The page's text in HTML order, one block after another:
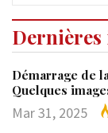
Démarrage de
Quelques
Mar 31, 2025